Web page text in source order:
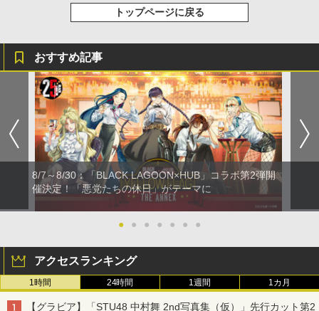
トップページに戻る
おすすめ記事
8/7～8/30：「BLACK LAGOON×HUB」コラボ第2弾開
催決定！「悪党たちの休日」がテーマに
● ● ● ● ● ● ●
アクセスランキング
1時間 24時間 1週間 1カ月
【グラビア】「STU48 中村舞 2nd写真集（仮）」先行カット第2